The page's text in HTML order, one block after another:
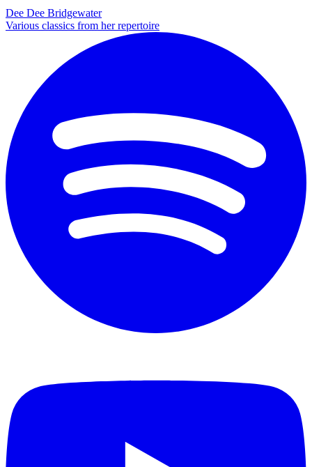
Dee Dee Bridgewater
Various classics from her repertoire